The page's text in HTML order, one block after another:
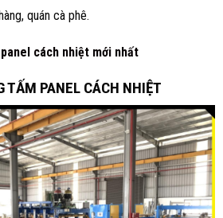
quán cà phê.
cách nhiệt mới nhất
TẤM PANEL CÁCH NHIỆT